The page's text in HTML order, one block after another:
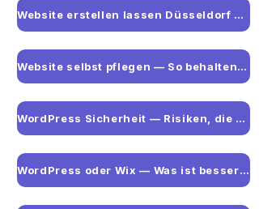
Website erstellen lassen Düsseldorf — Was Sie vorher wissen sollten
Website selbst pflegen — So behalten kleine Unternehmen die Kontrolle
WordPress Sicherheit — Risiken, die kleine Unternehmen kennen sollten
WordPress oder Wix — Was ist besser für kleine Unternehmen?